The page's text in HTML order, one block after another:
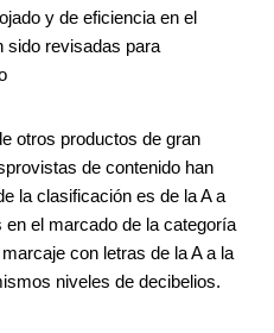
y de eficiencia en el
sido revisadas para
otros productos de gran
de contenido han
la clasificación es de la A a
el marcado de la categoría
con letras de la A a la
niveles de decibelios.